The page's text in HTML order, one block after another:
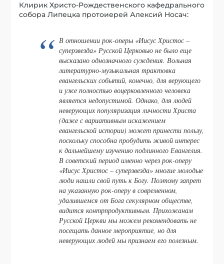
Клирик Христо-Рождественского кафедрального
собора Липецка прото­иерей Алексий Носач:
В отношении рок-оперы «Иисус Христос –
суперзвезда» Русской Церковью не было еще
высказано однозначного суждения. Вольная
литературно-музыкальная трактовка
евангельских событий, конечно, для верующего
и уже полностью воцерковленного человека
является недопустимой. Однако, для людей
неверующих популяризация личности Христа
(даже с вариативным искажением
евангельской истории) может принести пользу,
поскольку способна пробудить живой интерес
к дальнейшему изучению подлинного Евангелия.
В советский период именно через рок-оперу
«Иисус Христос – суперзвезда» многие молодые
люди нашли свой путь к Богу. Поэтому запрет
на указанную рок-оперу в современном,
удалившемся от Бога секулярном обществе,
видится контрпродуктивным. Прихожанам
Русской Церкви мы можем рекомендовать не
посещать данное мероприятие, но для
неверующих людей мы признаем его полезным.